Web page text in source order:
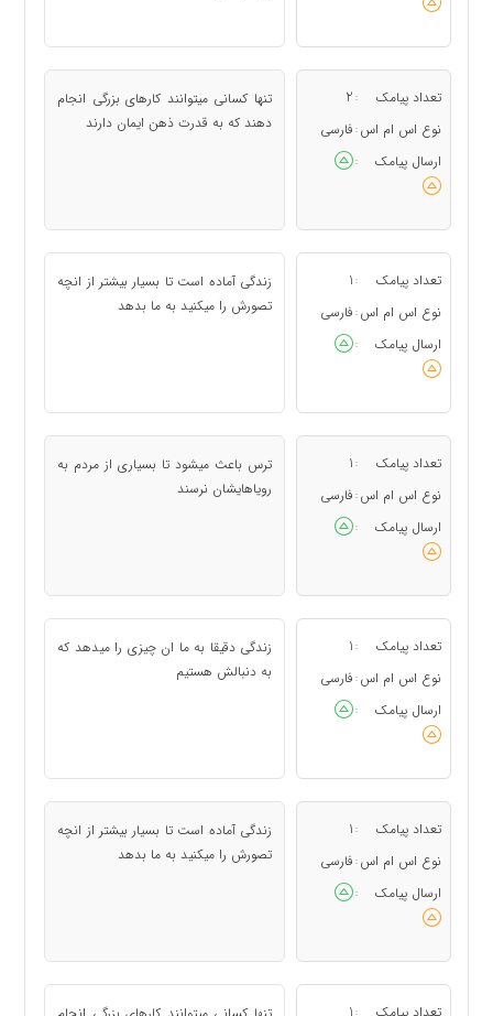
تعداد پیامک :
2
نوع اس ام اس : فارسی
ارسال پیامک
:
تنها کسانی میتوانند کارهای بزرگی انجام
دهند که به قدرت ذهن ایمان دارند
تعداد پیامک :
1
نوع اس ام اس : فارسی
ارسال پیامک
:
زندگی آماده است تا بسیار بیشتر از انچه
تصورش را میکنید به ما بدهد
تعداد پیامک :
1
نوع اس ام اس : فارسی
ارسال پیامک
:
ترس باعث میشود تا بسیاری از مردم به
رویاهایشان نرسند
تعداد پیامک :
1
نوع اس ام اس : فارسی
ارسال پیامک
:
زندگی دقیقا به ما ان چیزی را میدهد که
به دنبالش هستیم
تعداد پیامک :
1
نوع اس ام اس : فارسی
ارسال پیامک
:
زندگی آماده است تا بسیار بیشتر از انچه
تصورش را میکنید به ما بدهد
: